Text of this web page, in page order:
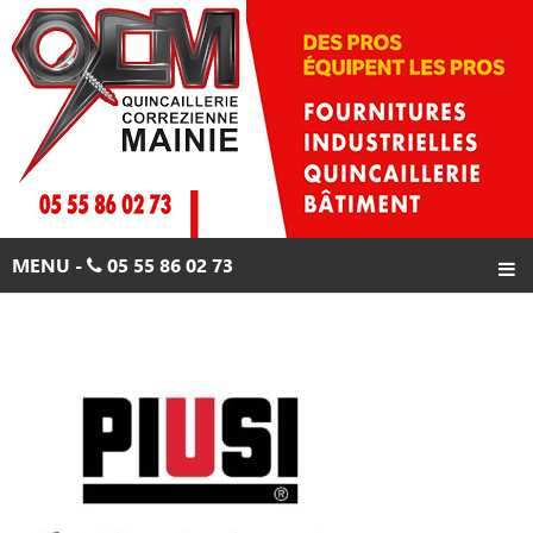
Skip
to
content
MENU - 05 55 86 02 73
PROMOTIONS
CONTACTS